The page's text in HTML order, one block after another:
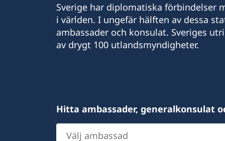
Sverige har diplomatiska förbindelser
i världen. I ungefär hälften av dessa
ambassader och konsulat. Sveriges
av drygt 100 utlandsmyndigheter.
Hitta ambassader, generalkonsulat
Välj